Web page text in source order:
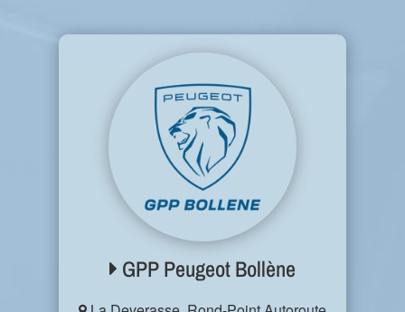
GPP Peugeot Bollène